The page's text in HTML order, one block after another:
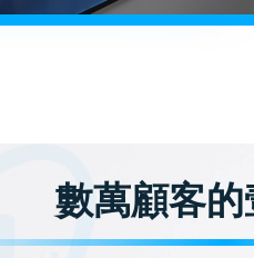
數萬顧客